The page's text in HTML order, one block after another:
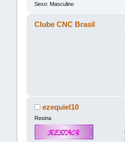
Sexo: Masculino
Clube CNC Brasil
ezequiel10
Resina